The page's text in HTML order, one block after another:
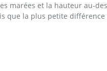
marées et la hauteur au-
que la plus petite